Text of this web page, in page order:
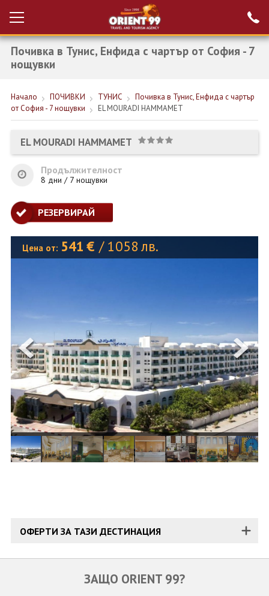
Вход за агенти
Проверка на
резервация
НОВА ГОДИНА ТУРЦИЯ
КРУИЗИ
ЕКЗОТИКА
ЕКСКУРЗИИ
0700 144 34 Запитване
ПОСЛЕДВАЙТЕ НИ
Почивка в Тунис, Енфида с чартър от София - 7
нощувки
Начало ПОЧИВКИ ТУНИС
Почивка в Тунис, Енфида с чартър
от София - 7 нощувки
EL MOURADI HAMMAMET
EL MOURADI HAMMAMET
Продължителност
8 дни / 7 нощувки
РЕЗЕРВИРАЙ
Цена от: 541 € / 1058 лв.
ОФЕРТИ ЗА ТАЗИ ДЕСТИНАЦИЯ
ЗАЩО ORIENT 99?